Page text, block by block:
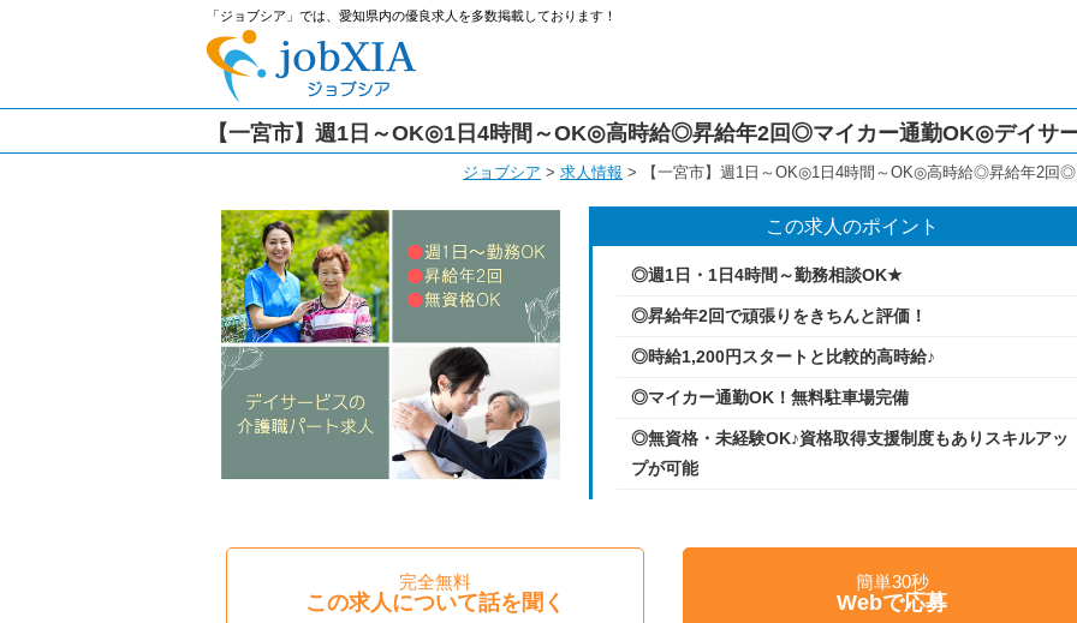
「ジョブシア」では、愛知県内の優良求人を多数掲載しております！
【一宮市】週1日～OK◎1日4時間～OK◎高時給◎昇給年2回◎マイカー通勤OK◎デイサ
ジョブシア > 求人情報 > 【一宮市】週1日～OK◎1日4時間～OK◎高時給◎昇給年2回
この求人のポイント
◎週1日・1日4時間～勤務相談OK★
◎昇給年2回で頑張りをきちんと評価！
◎時給1,200円スタートと比較的高時給♪
◎マイカー通勤OK！無料駐車場完備
◎無資格・未経験OK♪資格取得支援制度もありスキルアッ
プが可能
完全無料
この求人について話を聞く
簡単30秒
Webで応募